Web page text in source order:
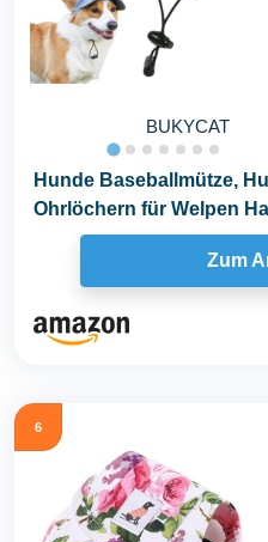
BUKYCAT
Hunde Baseballmütze,
Ohrlöchern für Welpen
Mütze...
Zum
6